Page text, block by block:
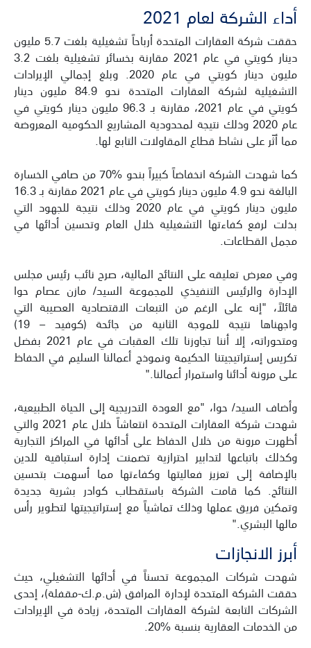
أداء الشركة لعام 2021
حققت شركة العقارات المتحدة أرباحاً تشغيلية بلغت 5.7 مليون
دينار كويتي في عام 2021 مقارنة بخسائر تشغيلية بلغت 3.2
مليون دينار كويتي في عام 2020. وبلغ إجمالي الإيرادات
التشغيلية لشركة العقارات المتحدة نحو 84.9 مليون دينار
كويتي في عام 2021، مقارنة بـ 96.3 مليون دينار كويتي في
عام 2020 وذلك نتيجة لمحدودية المشاريع الحكومية المعروضة
مما أثّر على نشاط قطاع المقاولات التابع لها.
كما شهدت الشركة انخفاضاً كبيراً بنحو %70 من صافي الخسارة
البالغة نحو 4.9 مليون دينار كويتي في عام 2021 مقارنة بـ 16.3
مليون دينار كويتي في عام 2020 وذلك نتيجة للجهود التي
بذلت لرفع كفاءتها التشغيلية خلال العام وتحسين أدائها في
مجمل القطاعات.
وفي معرض تعليقه على النتائج المالية، صرح نائب رئيس مجلس
الإدارة والرئيس التنفيذي للمجموعة السيد/ مازن عصام حوا
قائلاً، "إنه على الرغم من التبعات الاقتصادية العصيبة التي
واجهناها نتيجة للموجة الثانية من جائحة (كوفيد – 19)
ومتحوراته، إلا أننا تجاوزنا تلك العقبات في عام 2021 بفضل
تكريس إستراتيجيتنا الحكيمة ونموذج أعمالنا السليم في الحفاظ
على مرونة أدائنا واستمرار أعمالنا."
وأضاف السيد/ حوا، "مع العودة التدريجية إلى الحياة الطبيعية،
شهدت شركة العقارات المتحدة انتعاشاً خلال عام 2021 والتي
أظهرت مرونة من خلال الحفاظ على أدائها في المراكز التجارية
وكذلك باتباعها لتدابير احترازية تضمنت إدارة استباقية للدين
بالإضافة إلى تعزيز فعاليتها وكفاءتها مما أسهمت بتحسين
النتائج. كما قامت الشركة باستقطاب كوادر بشرية جديدة
وتمكين فريق عملها وذلك تماشياً مع إستراتيجيتها لتطوير رأس
مالها البشري."
أبرز الانجازات
شهدت شركات المجموعة تحسناً في أدائها التشغيلي، حيث
حققت الشركة المتحدة لإدارة المرافق (ش.م.ك-مقفلة)، إحدى
الشركات التابعة لشركة العقارات المتحدة، زيادة في الإيرادات
من الخدمات العقارية بنسبة %20.